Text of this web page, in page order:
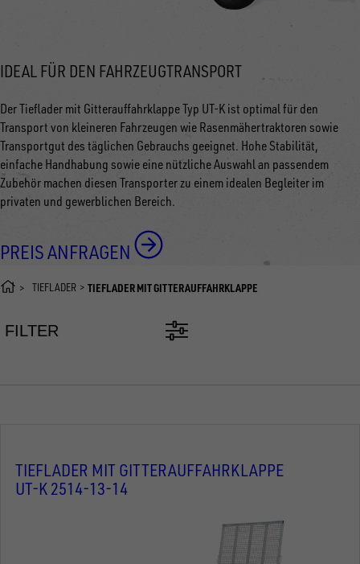
IDEAL FÜR DEN FAHRZEUGTRANSPORT
Der Tieflader mit Gitterauffahrklappe Typ UT-K ist optimal für den
Transport von kleineren Fahrzeugen wie Rasenmähertraktoren sowie
Transportgut des täglichen Gebrauchs geeignet. Hohe Stabilität,
einfache Handhabung sowie eine nützliche Auswahl an passendem
Zubehör machen diesen Transporter zu einem idealen Begleiter im
privaten und gewerblichen Bereich.
PREIS ANFRAGEN
TIEFLADER TIEFLADER MIT GITTERAUFFAHRKLAPPE
FILTER
TIEFLADER MIT GITTERAUFFAHRKLAPPE
UT-K 2514-13-14